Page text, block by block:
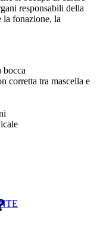
responsabili della
la fonazione, la
bocca
corretta tra mascella e